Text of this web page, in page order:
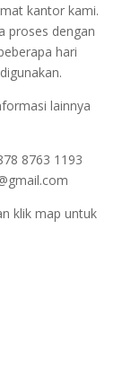
kantor kami.
proses dengan
hari
lainnya
8763 1193
klik map untuk